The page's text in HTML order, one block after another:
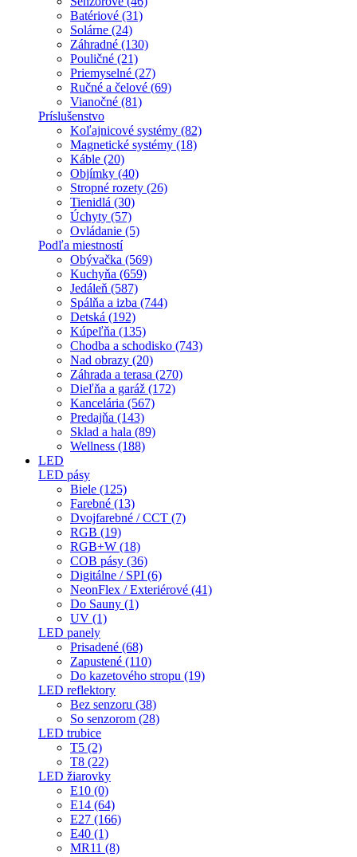
Batériové (31)
Solárne (24)
Záhradné (130)
Pouličné (21)
Priemyselné (27)
Ručné a čelové (69)
Vianočné (81)
Príslušenstvo
Koľajnicové systémy (82)
Magnetické systémy (18)
Káble (20)
Objímky (40)
Stropné rozety (26)
Tienidlá (30)
Úchyty (57)
Ovládanie (5)
Podľa miestností
Obývačka (569)
Kuchyňa (659)
Jedáleň (587)
Spálňa a izba (744)
Detská (192)
Kúpeľňa (135)
Chodba a schodisko (743)
Nad obrazy (20)
Záhrada a terasa (270)
Dieľňa a garáž (172)
Kancelária (567)
Predajňa (143)
Sklad a hala (89)
Wellness (188)
LED
LED pásy
Biele (125)
Farebné (13)
Dvojfarebné / CCT (7)
RGB (19)
RGB+W (18)
COB pásy (36)
Digitálne / SPI (6)
NeonFlex / Exteriérové (41)
Do Sauny (1)
UV (1)
LED panely
Prisadené (68)
Zapustené (110)
Do kazetového stropu (19)
LED reflektory
Bez senzoru (38)
So senzorom (28)
LED trubice
T5 (2)
T8 (22)
LED žiarovky
E10 (0)
E14 (64)
E27 (166)
E40 (1)
MR11 (8)